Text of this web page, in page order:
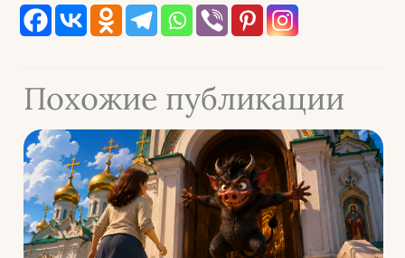
Похожие публикации